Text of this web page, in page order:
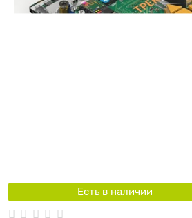
Есть в наличии